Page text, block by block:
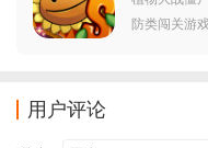
防类闯关游
用户评论